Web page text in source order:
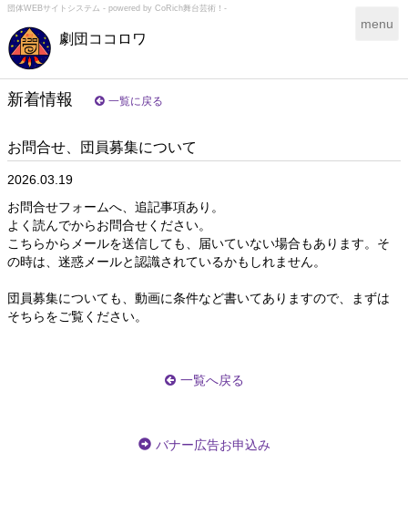
団体WEBサイトシステム - powered by CoRich舞台芸術！-
劇団ココロワ
T
g
t
n
menu
新着情報 一覧に戻る
お問合せ、団員募集について
2026.03.19
お問合せフォームへ、追記事項あり。
よく読んでからお問合せください。
こちらからメールを送信しても、届いていない場合もあります。そ
の時は、迷惑メールと認識されているかもしれません。
団員募集についても、動画に条件など書いてありますので、まずは
そちらをご覧ください。
一覧へ戻る
バナー広告お申込み